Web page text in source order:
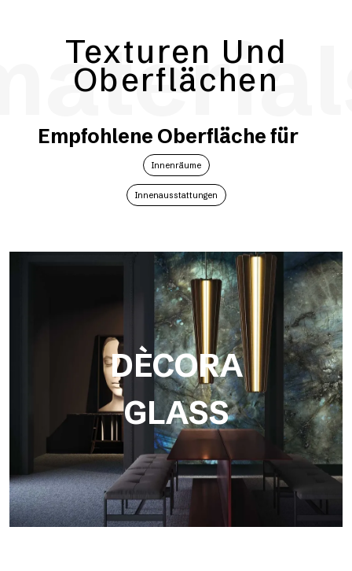
Texturen Und
Oberflächen
Empfohlene Oberfläche für
Innenräume
Innenausstattungen
DÈCORA
GLASS